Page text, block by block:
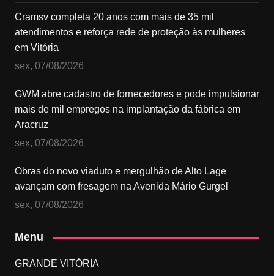
Cramsv completa 20 anos com mais de 35 mil
atendimentos e reforça rede de proteção às mulheres
em Vitória
sex, 07/08/2026
GWM abre cadastro de fornecedores e pode impulsionar
mais de mil empregos na implantação da fábrica em
Aracruz
sex, 07/08/2026
Obras do novo viaduto e mergulhão de Alto Lage
avançam com fresagem na Avenida Mário Gurgel
sex, 07/08/2026
Menu
GRANDE VITÓRIA